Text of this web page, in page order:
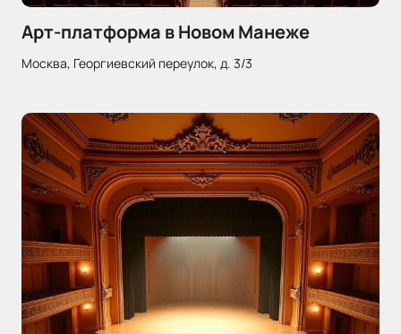
Арт-платформа в Новом Манеже
Москва, Георгиевский переулок, д. 3/3